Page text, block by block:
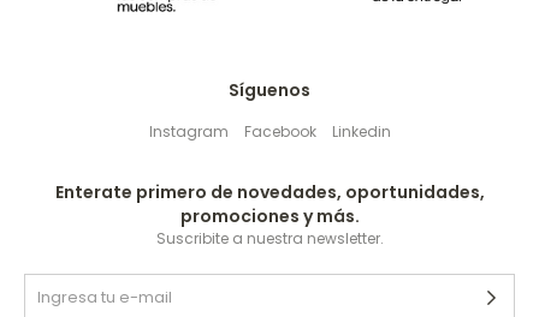
Síguenos
Instagram Facebook Linkedin
Enterate primero de novedades, oportunidades,
promociones y más.
Suscribite a nuestra newsletter.